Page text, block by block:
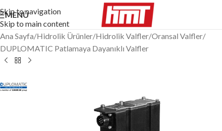
Skip to navigation
Skip to main content
MENÜ
Ana Sayfa/Hidrolik Ürünler/Hidrolik Valfler/Oransal Valfler/
DUPLOMATIC Patlamaya Dayanıklı Valfler